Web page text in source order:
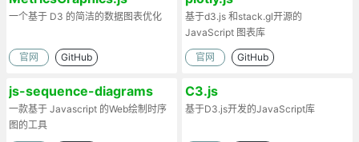
一个基于 D3 的简洁的数据图表优化
官网 GitHub
基于d3.js 和stack.gl开源的
JavaScript 图表库
官网 GitHub
js-sequence-diagrams
一款基于 Javascript 的Web绘制时序
图的工具
C3.js
基于D3.js开发的JavaScript库